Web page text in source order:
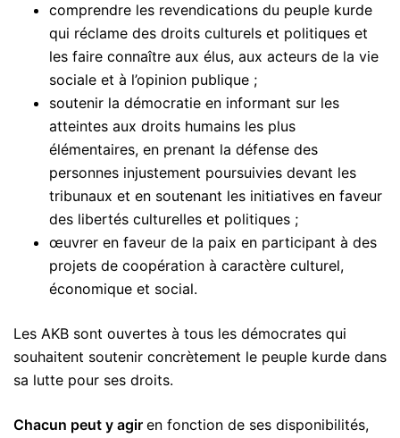
comprendre les revendications du peuple kurde
qui réclame des droits culturels et politiques et
les faire connaître aux élus, aux acteurs de la vie
sociale et à l’opinion publique ;
soutenir la démocratie en informant sur les
atteintes aux droits humains les plus
élémentaires, en prenant la défense des
personnes injustement poursuivies devant les
tribunaux et en soutenant les initiatives en faveur
des libertés culturelles et politiques ;
œuvrer en faveur de la paix en participant à des
projets de coopération à caractère culturel,
économique et social.
Les AKB sont ouvertes à tous les démocrates qui
souhaitent soutenir concrètement le peuple kurde dans
sa lutte pour ses droits.
Chacun peut y agir en fonction de ses disponibilités,